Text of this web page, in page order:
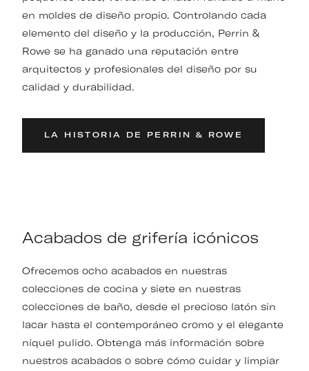
en moldes de diseño propio. Controlando cada
elemento del diseño y la producción, Perrin &
Rowe se ha ganado una reputación entre
arquitectos y profesionales del diseño por su
calidad y durabilidad.
LA HISTORIA DE PERRIN & ROWE
Acabados de grifería icónicos
Ofrecemos ocho acabados en nuestras
colecciones de cocina y siete en nuestras
colecciones de baño, desde el precioso latón sin
lacar hasta el contemporáneo cromo y el elegante
níquel pulido. Obtenga más información sobre
nuestros acabados o sobre cómo cuidar y limpiar